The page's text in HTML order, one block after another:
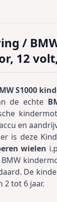
/
12
S1000
de echte
en
is deze
wielen
De
2 tot 6 jaar.